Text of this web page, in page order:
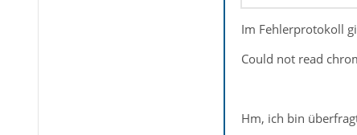
Im Fehlerprotokoll
Could not read
Hm, ich bin